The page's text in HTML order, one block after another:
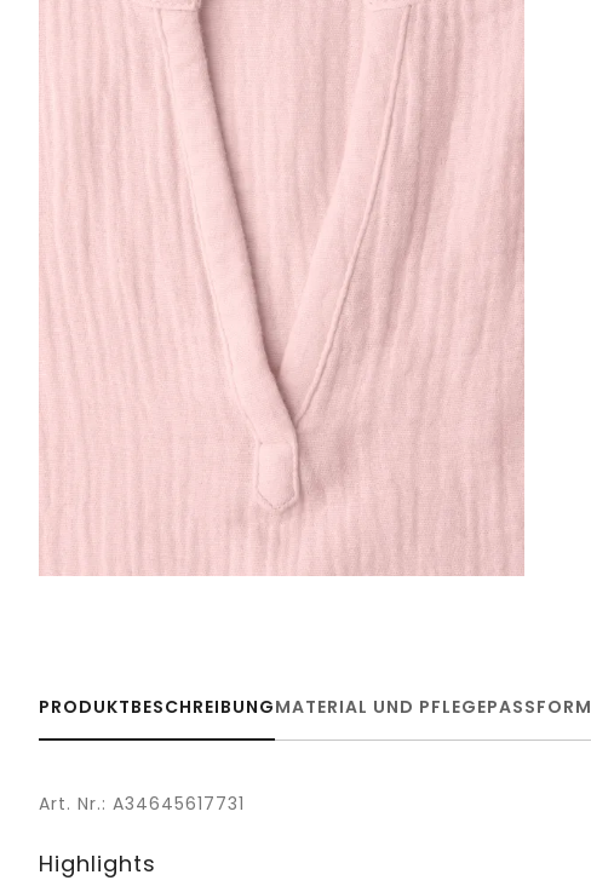
PRODUKTBESCHREIBUNGMATERIAL UND PFLEGEPASSFORM
Art. Nr.: A34645617731
Highlights